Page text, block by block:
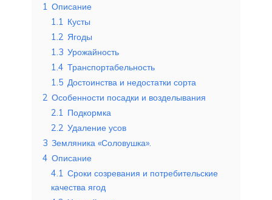
1 Описание
1.1 Кусты
1.2 Ягоды
1.3 Урожайность
1.4 Транспортабельность
1.5 Достоинства и недостатки сорта
2 Особенности посадки и возделывания
2.1 Подкормка
2.2 Удаление усов
3 Земляника «Соловушка».
4 Описание
4.1 Сроки созревания и потребительские
качества ягод